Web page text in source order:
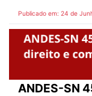
Publicado em: 24 de
ANDES-SN